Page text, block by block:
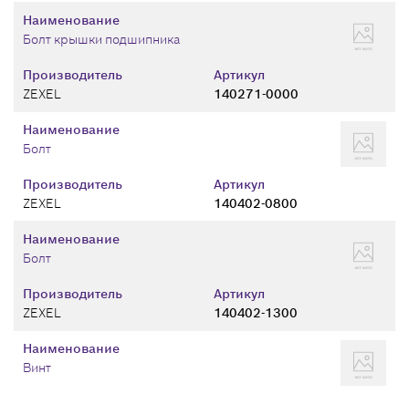
Производитель
ZEXEL
Артикул
140271-0000
Наименование
Болт крышки подшипника
Производитель
ZEXEL
Артикул
140402-0800
Наименование
Болт
Производитель
ZEXEL
Артикул
140402-1300
Наименование
Болт
Наименование
Винт